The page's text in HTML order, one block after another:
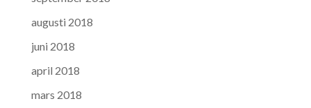
augusti 2018
juni 2018
april 2018
mars 2018